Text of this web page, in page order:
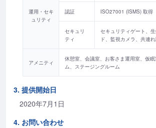
運用・セキ
ュリティ
認証 ISO27001 (ISMS) 取得
セキュリ
ティ
セキュリティゲート、
ド、監視カメラ、共連
アメニティ
休憩室、会議室、お客さま運用室、仮
ム、ステージングルーム
3. 提供開始日
2020年7月1日
4. お問い合わせ